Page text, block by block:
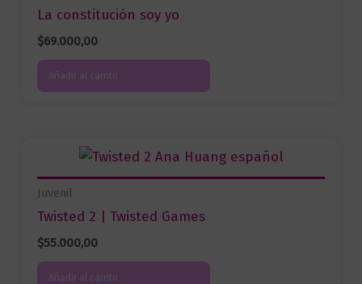
La constitución soy yo
$69.000,00
Añadir al carrito
Juvenil
Twisted 2 | Twisted Games
$55.000,00
Añadir al carrito